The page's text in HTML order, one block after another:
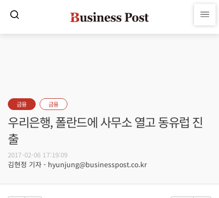
금융 금융
우리은행, 폴란드에 사무소 열고 동유럽 진
출
2017-02-06 17:19:09
김현정 기자 - hyunjung@businesspost.co.kr